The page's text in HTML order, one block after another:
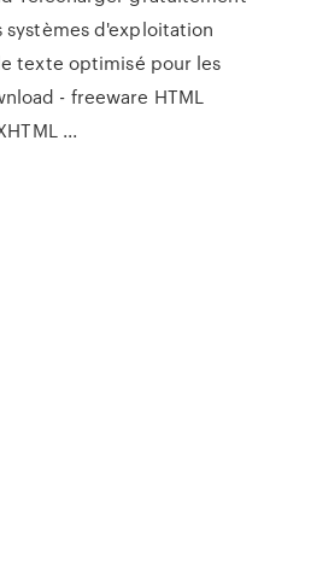
systèmes d'exploitation
texte optimisé pour les
- freeware HTML
...